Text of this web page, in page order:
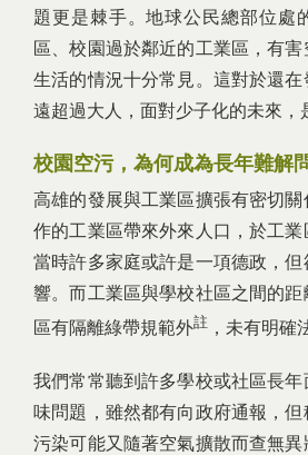
題更是棘手。地球公民總部位處
區、校園過於鄰近的工業區，有
生活的情況十分常見。這對於還
遠超過大人，面對少子化的未來，
校園空污，為何成為長年難解
高雄的發展與工業區擴張有密切
作的工業區帶來外來人口，於工
當時許多家庭或許是一項德政，
響。而工業區與學校社區之間的
區有隔離綠帶規範外註 ，未有明確
我們常常聽到許多學校或社區長
味問題，雖然都有向政府通報，但
污染可能又隨著空氣擴散而查無